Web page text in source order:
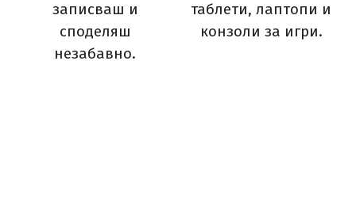
записваш и
споделяш
незабавно.
таблети, лаптопи и
конзоли за игри.